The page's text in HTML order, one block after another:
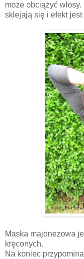
może obciążyć
sklejają się i efekt
Maska majonezowa
kręconych.
Na koniec